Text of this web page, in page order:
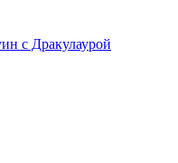
с Дракулаурой